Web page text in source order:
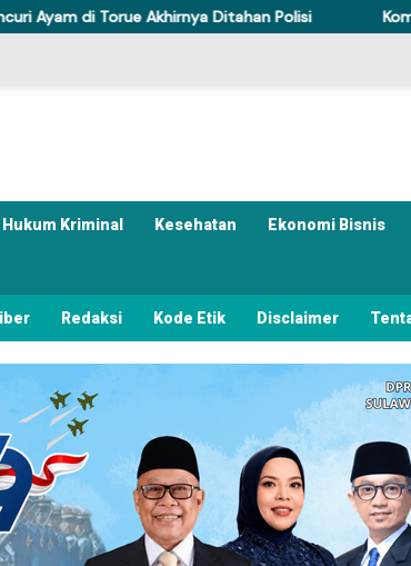
Akhirnya Ditahan Polisi Komisi IV DPRD
Hukum Kriminal Kesehatan Ekonomi Bisnis
Redaksi Kode Etik Disclaimer